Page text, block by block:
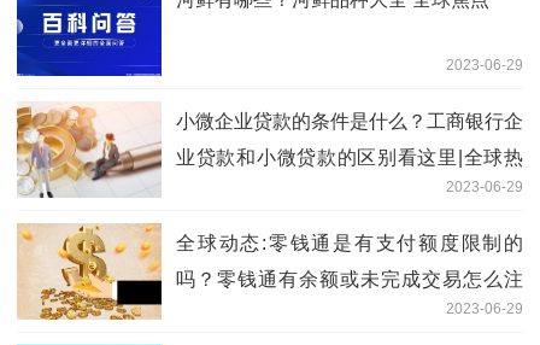
2023-06-29
小微企业贷款的条件是什么？工商银行企
业贷款和小微贷款的区别看这里|全球热
2023-06-29
全球动态:零钱通是有支付额度限制的
吗？零钱通有余额或未完成交易怎么注
2023-06-29